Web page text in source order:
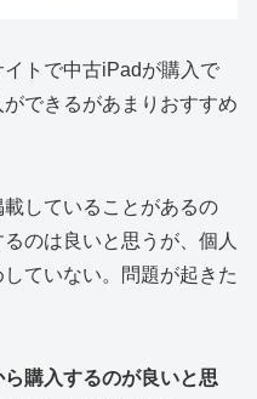
トで中古iPadが購入で
できるがあまりおすすめ
していることがあるの
のは良いと思うが、個人
ていない。問題が起きた
購入するのが良いと思